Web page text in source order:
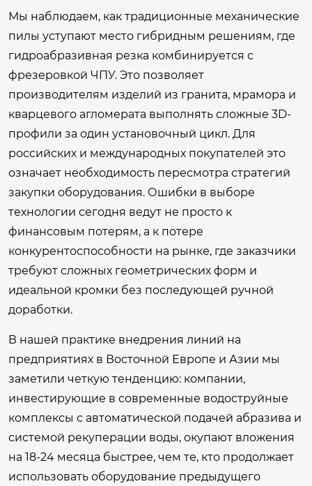
Мы наблюдаем, как традиционные механические
пилы уступают место гибридным решениям, где
гидроабразивная резка комбинируется с
фрезеровкой ЧПУ. Это позволяет
производителям изделий из гранита, мрамора и
кварцевого агломерата выполнять сложные 3D-
профили за один установочный цикл. Для
российских и международных покупателей это
означает необходимость пересмотра стратегий
закупки оборудования. Ошибки в выборе
технологии сегодня ведут не просто к
финансовым потерям, а к потере
конкурентоспособности на рынке, где заказчики
требуют сложных геометрических форм и
идеальной кромки без последующей ручной
доработки.
В нашей практике внедрения линий на
предприятиях в Восточной Европе и Азии мы
заметили четкую тенденцию: компании,
инвестирующие в современные водоструйные
комплексы с автоматической подачей абразива и
системой рекуперации воды, окупают вложения
на 18-24 месяца быстрее, чем те, кто продолжает
использовать оборудование предыдущего